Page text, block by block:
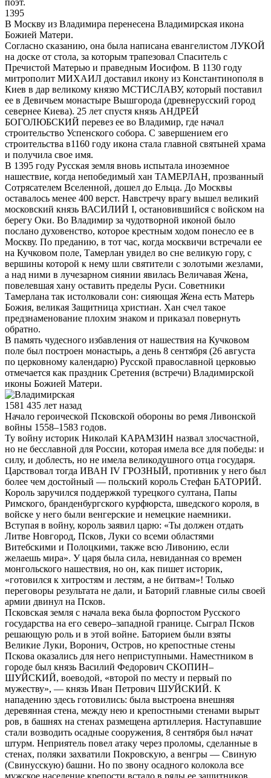
1395
В Москву из Владимира перенесена Владимирская икона
Божией Матери.
Согласно сказанию, она была написана евангелистом ЛУКОЙ
на доске от стола, за которым трапезовал Спаситель с
Пречистой Матерью и праведным Иосифом. В 1130 году
митрополит МИХАИЛ доставил икону из Константинополя в
Киев в дар великому князю МСТИСЛАВУ, который поставил
ее в Девичьем монастыре Вышгорода (древнерусский город
севернее Киева). 25 лет спустя князь АНДРЕЙ
БОГОЛЮБСКИЙ перевез ее во Владимир, где начал
строительство Успенского собора. С завершением его
строительства в1160 году икона стала главной святыней храма
и получила свое имя.
В 1395 году Русская земля вновь испытала иноземное
нашествие, когда непобедимый хан ТАМЕРЛАН, прозванный
Сотрясателем Вселенной, дошел до Ельца. До Москвы
оставалось менее 400 верст. Навстречу врагу вышел великий
московский князь ВАСИЛИЙ I, остановившийся с войском на
берегу Оки. Во Владимир за чудотворной иконой было
послано духовенство, которое крестным ходом понесло ее в
Москву. По преданию, в тот час, когда москвичи встречали ее
на Кучковом поле, Тамерлан увидел во сне великую гору, с
вершины которой к нему шли святители с золотыми жезлами,
а над ними в лучезарном сиянии явилась Величавая Жена,
повелевшая хану оставить пределы Руси. Советники
Тамерлана так истолковали сон: сияющая Жена есть Матерь
Божия, великая Защитница христиан. Хан счел такое
предзнаменование плохим знаком и приказал повернуть
обратно.
В память чудесного избавления от нашествия на Кучковом
поле был построен монастырь, а день 8 сентября (26 августа
по церковному календарю) Русской православной церковью
отмечается как праздник Сретения (встречи) Владимирской
иконы Божией Матери.
1581 435 лет назад
Начало героической Псковской обороны во ремя Ливонской
войны 1558–1583 годов.
Ту войну историк Николай КАРАМЗИН назвал злосчастной,
но не бесславной для России, которая имела все для победы: и
силу, и доблесть, но не имела великодушного отца государя.
Царствовал тогда ИВАН IV ГРОЗНЫЙ, противник у него был
более чем достойный — польский король Стефан БАТОРИЙ.
Король заручился поддержкой турецкого султана, Папы
Римского, бранденбургского курфюрста, шведского короля, в
войске у него были венгерские и немецкие наемники.
Вступая в войну, король заявил царю: «Ты должен отдать
Литве Новгород, Псков, Луки со всеми областями
Витебскими и Полоцкими, также всю Ливонию, если
желаешь мира». У царя была сила, невиданная со времен
монгольского нашествия, но он, как пишет историк,
«готовился к хитростям и лестям, а не битвам»! Только
переговоры результата не дали, и Баторий главные силы своей
армии двинул на Псков.
Псковская земля с начала века была форпостом Русского
государства на его северо–западной границе. Сыграл Псков
решающую роль и в этой войне. Баторием были взяты
Великие Луки, Воронич, Остров, но крепостные стены
Пскова оказались для него неприступными. Наместником в
городе был князь Василий Федорович СКОПИН–
ШУЙСКИЙ, воеводой, «второй по месту и первый по
мужеству», — князь Иван Петрович ШУЙСКИЙ. К
нападению здесь готовились: была выстроена внешняя
деревянная стена, между нею и крепостными стенами вырыт
ров, в башнях на стенах размещена артиллерия. Наступавшие
стали возводить осадные сооружения, 8 сентября был начат
штурм. Неприятель повел атаку через проломы, сделанные в
стенах, поляки захватили Покровскую, а венгры — Свиную
(Свинусскую) башни. Но по звону осадного колокола все
мужское население крепости встало в ряды ее защитников.